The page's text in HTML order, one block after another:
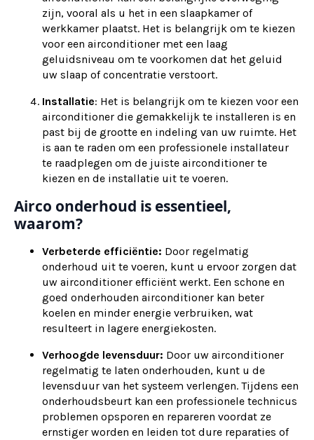
zijn, vooral als u het in een slaapkamer of
werkkamer plaatst. Het is belangrijk om te kiezen
voor een airconditioner met een laag
geluidsniveau om te voorkomen dat het geluid
uw slaap of concentratie verstoort.
Installatie: Het is belangrijk om te kiezen voor een
airconditioner die gemakkelijk te installeren is en
past bij de grootte en indeling van uw ruimte. Het
is aan te raden om een professionele installateur
te raadplegen om de juiste airconditioner te
kiezen en de installatie uit te voeren.
Airco onderhoud is essentieel,
waarom?
Verbeterde efficiëntie: Door regelmatig
onderhoud uit te voeren, kunt u ervoor zorgen dat
uw airconditioner efficiënt werkt. Een schone en
goed onderhouden airconditioner kan beter
koelen en minder energie verbruiken, wat
resulteert in lagere energiekosten.
Verhoogde levensduur: Door uw airconditioner
regelmatig te laten onderhouden, kunt u de
levensduur van het systeem verlengen. Tijdens een
onderhoudsbeurt kan een professionele technicus
problemen opsporen en repareren voordat ze
ernstiger worden en leiden tot dure reparaties of